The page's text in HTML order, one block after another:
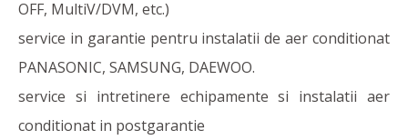
OFF, MultiV/DVM, etc.)
service in garantie pentru instalatii de aer conditionat
PANASONIC, SAMSUNG, DAEWOO.
service si intretinere echipamente si instalatii aer
conditionat in postgarantie